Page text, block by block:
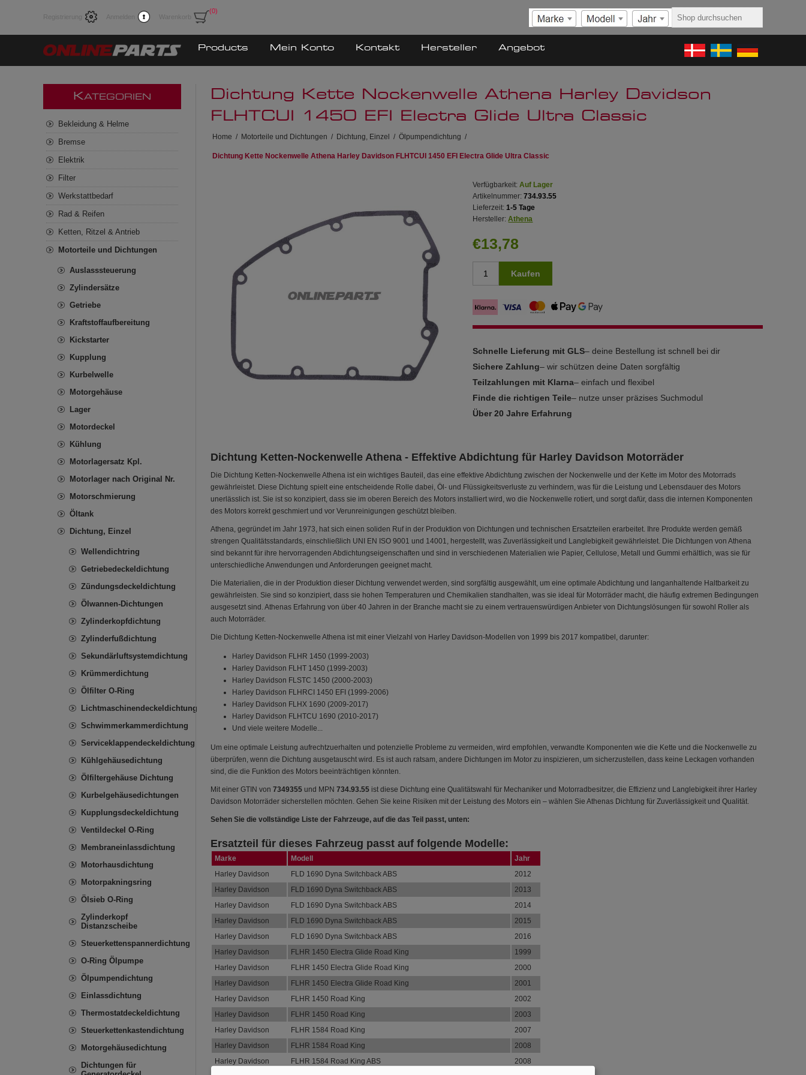
Registrierung Anmelden Warenkorb
(0)
Products Mein Konto Kontakt Hersteller Angebot
Dichtung Kette Nockenwelle Athena Harley Davidson
FLHTCUI 1450 EFI Electra Glide Ultra Classic
Home / Motorteile und Dichtungen / Dichtung, Einzel / Ölpumpendichtung /
Dichtung Kette Nockenwelle Athena Harley Davidson FLHTCUI 1450 EFI Electra Glide Ultra Classic
Verfügbarkeit: Auf Lager
Artikelnummer: 734.93.55
Lieferzeit: 1-5 Tage
Hersteller: Athena
€13,78
Kaufen
Schnelle Lieferung mit GLS– deine Bestellung ist schnell bei dir
Sichere Zahlung– wir schützen deine Daten sorgfältig
Teilzahlungen mit Klarna– einfach und flexibel
Finde die richtigen Teile– nutze unser präzises Suchmodul
Über 20 Jahre Erfahrung
Dichtung Ketten-Nockenwelle Athena - Effektive Abdichtung für Harley Davidson Motorräder
Die Dichtung Ketten-Nockenwelle Athena ist ein wichtiges Bauteil, das eine effektive Abdichtung zwischen der Nockenwelle und der Kette im Motor des Motorrads
gewährleistet. Diese Dichtung spielt eine entscheidende Rolle dabei, Öl- und Flüssigkeitsverluste zu verhindern, was für die Leistung und Lebensdauer des Motors
unerlässlich ist. Sie ist so konzipiert, dass sie im oberen Bereich des Motors installiert wird, wo die Nockenwelle rotiert, und sorgt dafür, dass die internen Komponenten
des Motors korrekt geschmiert und vor Verunreinigungen geschützt bleiben.
Athena, gegründet im Jahr 1973, hat sich einen soliden Ruf in der Produktion von Dichtungen und technischen Ersatzteilen erarbeitet. Ihre Produkte werden gemäß
strengen Qualitätsstandards, einschließlich UNI EN ISO 9001 und 14001, hergestellt, was Zuverlässigkeit und Langlebigkeit gewährleistet. Die Dichtungen von Athena
sind bekannt für ihre hervorragenden Abdichtungseigenschaften und sind in verschiedenen Materialien wie Papier, Cellulose, Metall und Gummi erhältlich, was sie für
unterschiedliche Anwendungen und Anforderungen geeignet macht.
Die Materialien, die in der Produktion dieser Dichtung verwendet werden, sind sorgfältig ausgewählt, um eine optimale Abdichtung und langanhaltende Haltbarkeit zu
gewährleisten. Sie sind so konzipiert, dass sie hohen Temperaturen und Chemikalien standhalten, was sie ideal für Motorräder macht, die häufig extremen Bedingungen
ausgesetzt sind. Athenas Erfahrung von über 40 Jahren in der Branche macht sie zu einem vertrauenswürdigen Anbieter von Dichtungslösungen für sowohl Roller als
auch Motorräder.
Die Dichtung Ketten-Nockenwelle Athena ist mit einer Vielzahl von Harley Davidson-Modellen von 1999 bis 2017 kompatibel, darunter:
Harley Davidson FLHR 1450 (1999-2003)
Harley Davidson FLHT 1450 (1999-2003)
Harley Davidson FLSTC 1450 (2000-2003)
Harley Davidson FLHRCI 1450 EFI (1999-2006)
Harley Davidson FLHX 1690 (2009-2017)
Harley Davidson FLHTCU 1690 (2010-2017)
Und viele weitere Modelle...
Um eine optimale Leistung aufrechtzuerhalten und potenzielle Probleme zu vermeiden, wird empfohlen, verwandte Komponenten wie die Kette und die Nockenwelle zu
überprüfen, wenn die Dichtung ausgetauscht wird. Es ist auch ratsam, andere Dichtungen im Motor zu inspizieren, um sicherzustellen, dass keine Leckagen vorhanden
sind, die die Funktion des Motors beeinträchtigen könnten.
Mit einer GTIN von 7349355 und MPN 734.93.55 ist diese Dichtung eine Qualitätswahl für Mechaniker und Motorradbesitzer, die Effizienz und Langlebigkeit ihrer Harley
Davidson Motorräder sicherstellen möchten. Gehen Sie keine Risiken mit der Leistung des Motors ein – wählen Sie Athenas Dichtung für Zuverlässigkeit und Qualität.
Sehen Sie die vollständige Liste der Fahrzeuge, auf die das Teil passt, unten:
Ersatzteil für dieses Fahrzeug passt auf folgende Modelle:
Marke Modell
Jahr
Harley Davidson
FLD 1690 Dyna Switchback ABS
2012
Harley Davidson
FLD 1690 Dyna Switchback ABS
2013
Harley Davidson
FLD 1690 Dyna Switchback ABS
2014
Harley Davidson
FLD 1690 Dyna Switchback ABS
2015
Harley Davidson
FLD 1690 Dyna Switchback ABS
2016
Harley Davidson
FLHR 1450 Electra Glide Road King
1999
Harley Davidson
FLHR 1450 Electra Glide Road King
2000
Harley Davidson
FLHR 1450 Electra Glide Road King
2001
Harley Davidson
FLHR 1450 Road King
2002
Harley Davidson
FLHR 1450 Road King
2003
Harley Davidson
FLHR 1584 Road King
2007
Harley Davidson
FLHR 1584 Road King
2008
Harley Davidson
FLHR 1584 Road King ABS
2008
KATEGORIEN
Bekleidung & Helme
Bremse
Elektrik
Filter
Werkstattbedarf
Rad & Reifen
Ketten, Ritzel & Antrieb
Motorteile und Dichtungen
Auslasssteuerung
Zylindersätze
Getriebe
Kraftstoffaufbereitung
Kickstarter
Kupplung
Kurbelwelle
Motorgehäuse
Lager
Motordeckel
Kühlung
Motorlagersatz Kpl.
Motorlager nach Original Nr.
Motorschmierung
Öltank
Dichtung, Einzel
Wellendichtring
Getriebedeckeldichtung
Zündungsdeckeldichtung
Ölwannen-Dichtungen
Zylinderkopfdichtung
Zylinderfußdichtung
Sekundärluftsystemdichtung
Krümmerdichtung
Ölfilter O-Ring
Lichtmaschinendeckeldichtung
Schwimmerkammerdichtung
Serviceklappendeckeldichtung
Kühlgehäusedichtung
Ölfiltergehäuse Dichtung
Kurbelgehäusedichtungen
Kupplungsdeckeldichtung
Ventildeckel O-Ring
Membraneinlassdichtung
Motorhausdichtung
Motorpakningsring
Ölsieb O-Ring
Zylinderkopf
Distanzscheibe
Steuerkettenspannerdichtung
O-Ring Ölpumpe
Ölpumpendichtung
Einlassdichtung
Thermostatdeckeldichtung
Steuerkettenkastendichtung
Motorgehäusedichtung
Dichtungen für